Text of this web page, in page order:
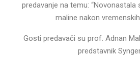
predavanje na temu:
maline nakon vremenskih
Gosti predavači su prof. Adnan
predstavnik